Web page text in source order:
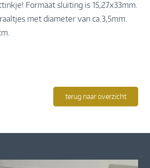
Formaat sluiting is 15,27x33mm.
met diameter van ca.3,5mm.
terug naar overzicht